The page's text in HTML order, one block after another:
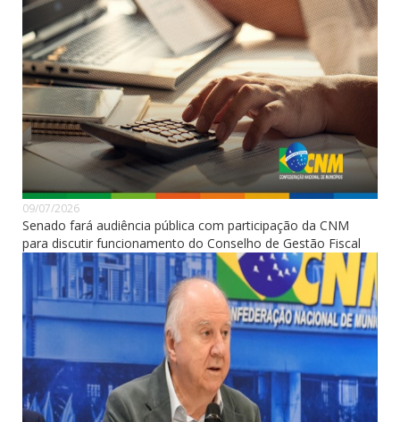
09/07/2026
Senado fará audiência pública com participação da CNM
para discutir funcionamento do Conselho de Gestão Fiscal